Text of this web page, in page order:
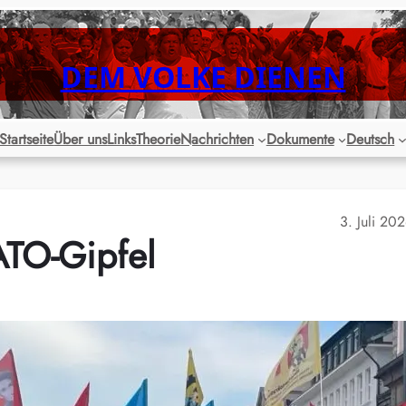
DEM VOLKE DIENEN
StartseiteÜber unsLinksTheorieNachrichten Dokumente Deutsch
3. Juli
Gipfel